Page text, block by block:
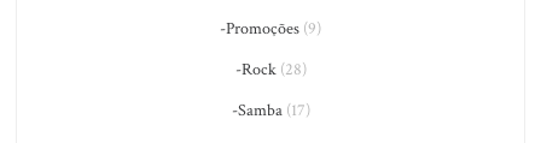
-Promoções (9)
-Rock(28)
-Samba(17)